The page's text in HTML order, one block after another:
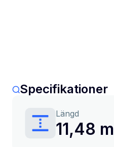
Specifikationer
Längd
11,48 m